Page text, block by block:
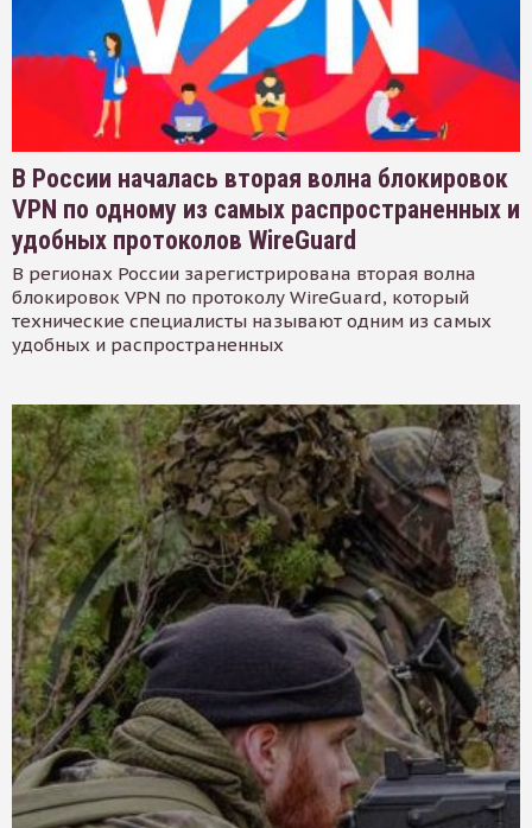
В России началась вторая волна блокировок
VPN по одному из самых распространенных и
удобных протоколов WireGuard
В регионах России зарегистрирована вторая волна
блокировок VPN по протоколу WireGuard, который
технические специалисты называют одним из самых
удобных и распространенных